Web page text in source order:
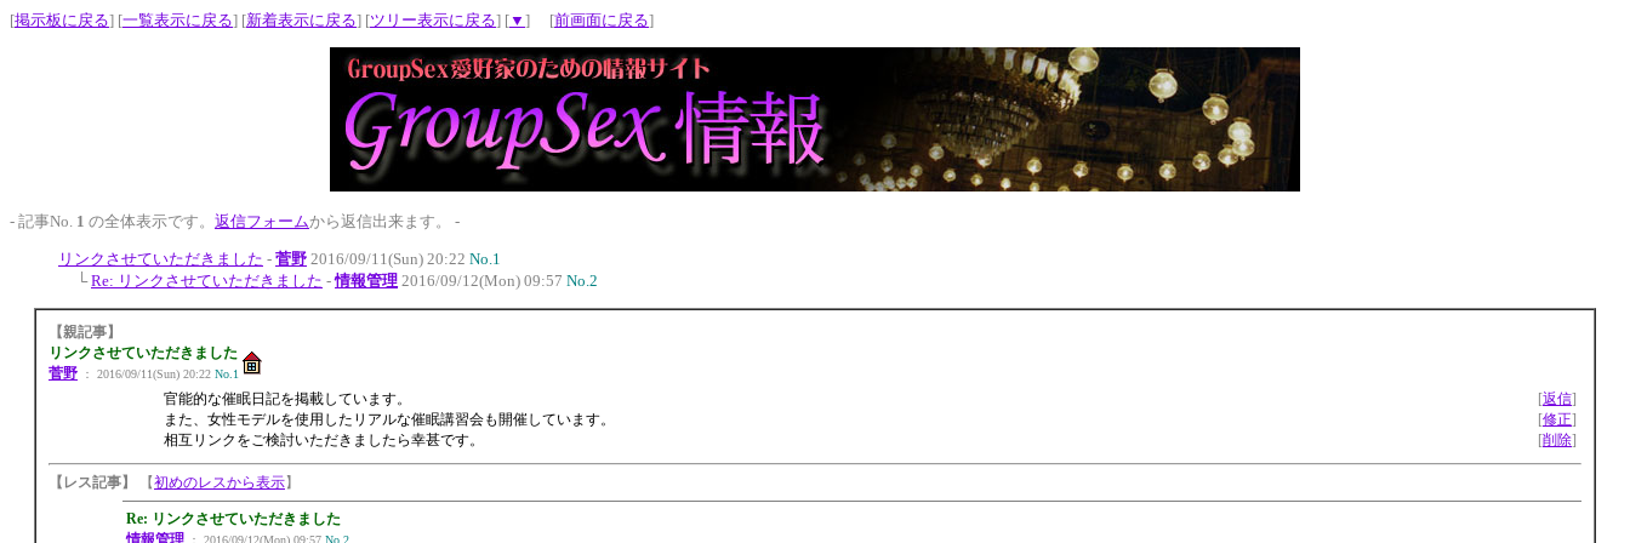
[掲示板に戻る] [一覧表示に戻る] [新着表示に戻る] [ツリー表示に戻る] [▼ ] [前画面に戻る]
- 記事No. 1 の全体表示です。 返信フォームから返信出来ます。 -
リンクさせていただきました - 菅野 2016/09/11(Sun) 20:22 No.1
└Re: リンクさせていただきました -情報管理 2016/09/12(Mon) 09:57 No.2
【親記事】
リンクさせていただきました
菅野 ： 2016/09/11(Sun) 20:22 No.1
官能的な催眠日記を掲載しています。
また、女性モデルを使用したリアルな催眠講習会も開催しています。
相互リンクをご検討いただきましたら幸甚です。
[返信]
[修正]
[削除]
【レス記事】 【初めのレスから表示】
Re: リンクさせていただきました
情報管理 ： 2016/09/12(Mon) 09:57 No.2